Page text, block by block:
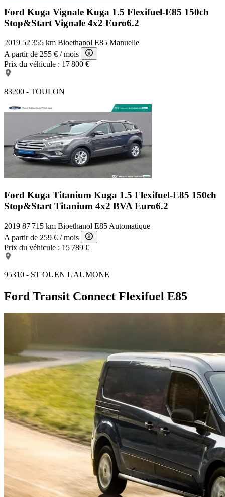
Ford Kuga Vignale Kuga 1.5 Flexifuel-E85 150ch
Stop&Start Vignale 4x2 Euro6.2
2019 52 355 km Bioethanol E85 Manuelle
A partir de 255 € / mois
Prix du véhicule : 17 800 €
83200 - TOULON
Ford Kuga Titanium Kuga 1.5 Flexifuel-E85 150ch
Stop&Start Titanium 4x2 BVA Euro6.2
2019 87 715 km Bioethanol E85 Automatique
A partir de 259 € / mois
Prix du véhicule : 15 789 €
95310 - ST OUEN L AUMONE
Ford Transit Connect Flexifuel E85